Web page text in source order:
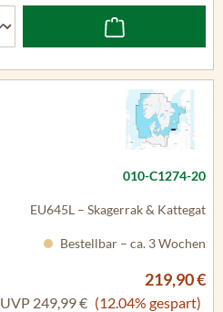
010-C1274-20
EU645L – Skagerrak & Kattegat
Bestellbar – ca. 3 Wochen
219,90 €
UVP 249,99 € (12.04% gespart)